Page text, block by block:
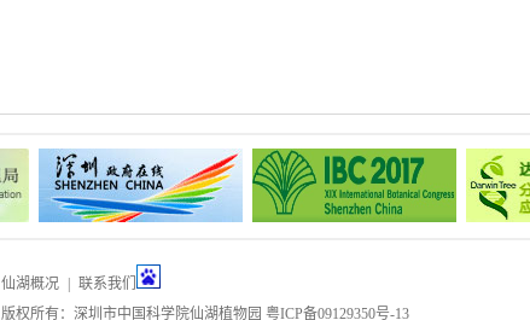
仙湖概况
联系我们
版权所有：深圳市中国科学院仙湖植物园 粤ICP备09129350号-13